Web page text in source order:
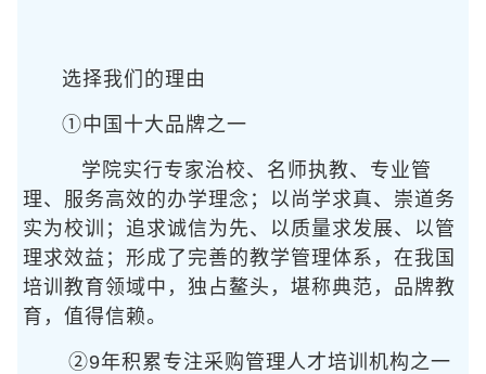
选择我们的理由
①中国十大品牌之一
学院实行专家治校、名师执教、专业管
理、服务高效的办学理念；以尚学求真、崇道务
实为校训；追求诚信为先、以质量求发展、以管
理求效益；形成了完善的教学管理体系，在我国
培训教育领域中，独占鳌头，堪称典范，品牌教
育，值得信赖。
②9年积累专注采购管理人才培训机构之一